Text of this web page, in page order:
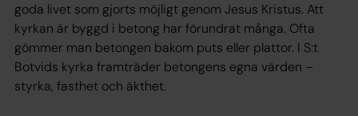
goda livet som gjorts möjligt genom Jesus Kristus. Att
kyrkan är byggd i betong har förundrat många. Ofta
gömmer man betongen bakom puts eller plattor. I S:t
Botvids kyrka framträder betongens egna värden –
styrka, fasthet och äkthet.